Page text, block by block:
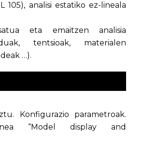
105), analisi estatiko ez-lineala
eta emaitzen analisia
tentsioak, materialen
…).
Konfigurazio parametroak.
“Model display and